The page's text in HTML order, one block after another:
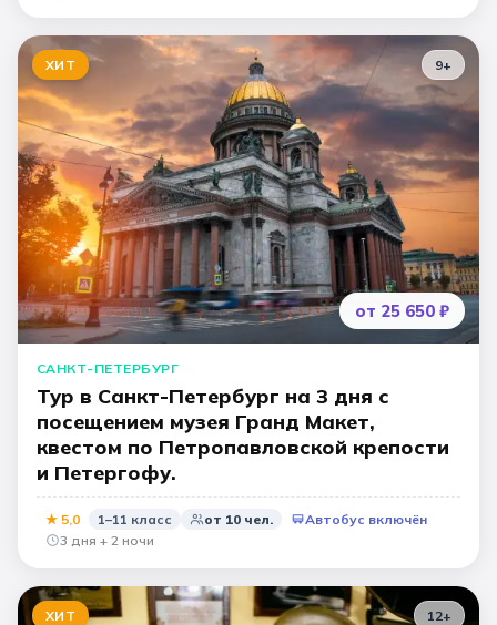
ХИТ 9+
от 25 650 ₽
САНКТ-ПЕТЕРБУРГ
Тур в Санкт-Петербург на 3 дня с
посещением музея Гранд Макет,
квестом по Петропавловской крепости
и Петергофу.
★ 5,0 1–11 класс от 10 чел.
Автобус включён
3 дня + 2 ночи
ХИТ 12+